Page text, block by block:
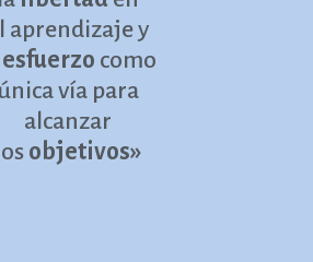
aprendizaje y
esfuerzo como
única vía para
alcanzar
los objetivos»